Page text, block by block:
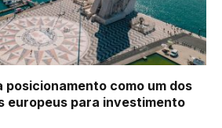
posicionamento como um dos
europeus para investimento